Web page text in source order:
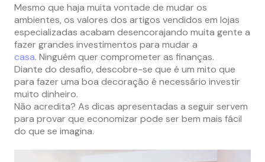
Mesmo que haja muita vontade de mudar os
ambientes, os valores dos artigos vendidos em lojas
especializadas acabam desencorajando muita gente a
fazer grandes investimentos para mudar a
casa. Ninguém quer comprometer as finanças.
Diante do desafio, descobre-se que é um mito que
para fazer uma boa decoração é necessário investir
muito dinheiro.
Não acredita? As dicas apresentadas a seguir servem
para provar que economizar pode ser bem mais fácil
do que se imagina.